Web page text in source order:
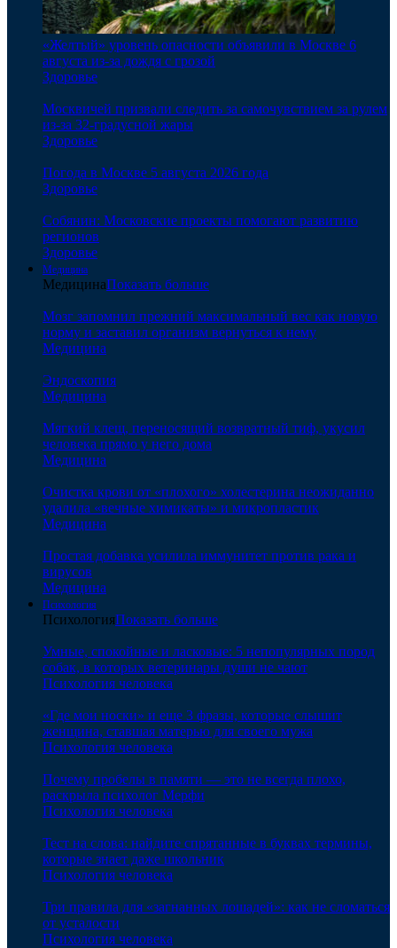
«Желтый» уровень опасности объявили в Москве 6
августа из-за дождя с грозой
Здоровье
Москвичей призвали следить за самочувствием за рулем
из-за 32-градусной жары
Здоровье
Погода в Москве 5 августа 2026 года
Здоровье
Собянин: Московские проекты помогают развитию
регионов
Здоровье
Медицина
МедицинаПоказать больше
Мозг запомнил прежний максимальный вес как новую
норму и заставил организм вернуться к нему
Медицина
Эндоскопия
Медицина
Мягкий клещ, переносящий возвратный тиф, укусил
человека прямо у него дома
Медицина
Очистка крови от «плохого» холестерина неожиданно
удалила «вечные химикаты» и микропластик
Медицина
Простая добавка усилила иммунитет против рака и
вирусов
Медицина
Психология
ПсихологияПоказать больше
Умные, спокойные и ласковые: 5 непопулярных пород
собак, в которых ветеринары души не чают
Психология человека
«Где мои носки» и еще 3 фразы, которые слышит
женщина, ставшая матерью для своего мужа
Психология человека
Почему пробелы в памяти — это не всегда плохо,
раскрыла психолог Мерфи
Психология человека
Тест на слова: найдите спрятанные в буквах термины,
которые знает даже школьник
Психология человека
Три правила для «загнанных лошадей»: как не сломаться
от усталости
Психология человека